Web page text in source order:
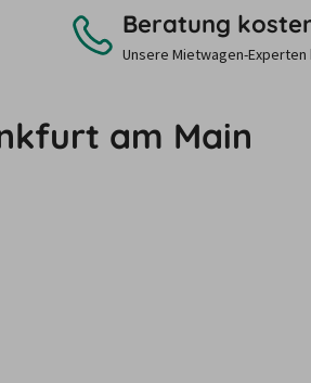
Beratung
Unsere Mietwagen-
am Main